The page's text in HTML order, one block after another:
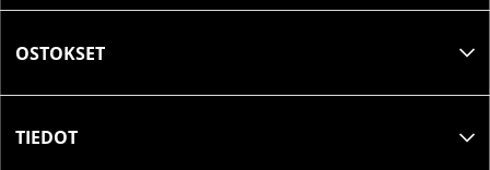
OSTOKSET
TIEDOT